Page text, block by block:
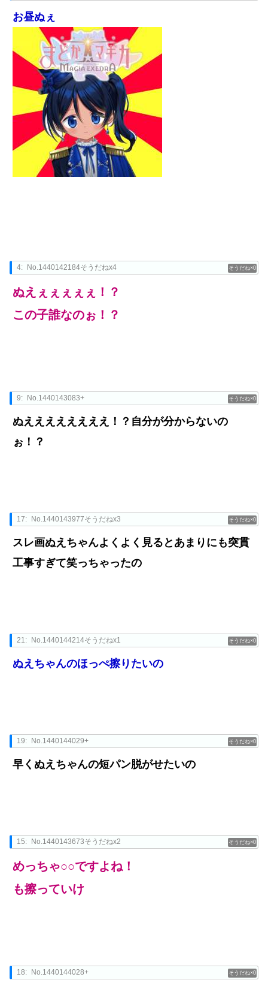
お昼ぬぇ
0
4: No.1440142184そうだねx4
ぬえぇぇぇぇぇ！？
この子誰なのぉ！？
0
9: No.1440143083+
ぬええええええええ！？自分が分からないの
ぉ！？
0
17: No.1440143977そうだねx3
スレ画ぬえちゃんよくよく見るとあまりにも突貫
工事すぎて笑っちゃったの
0
21: No.1440144214そうだねx1
ぬえちゃんのほっぺ擦りたいの
0
19: No.1440144029+
早くぬえちゃんの短パン脱がせたいの
0
15: No.1440143673そうだねx2
めっちゃ○○ですよね！
も擦っていけ
0
18: No.1440144028+